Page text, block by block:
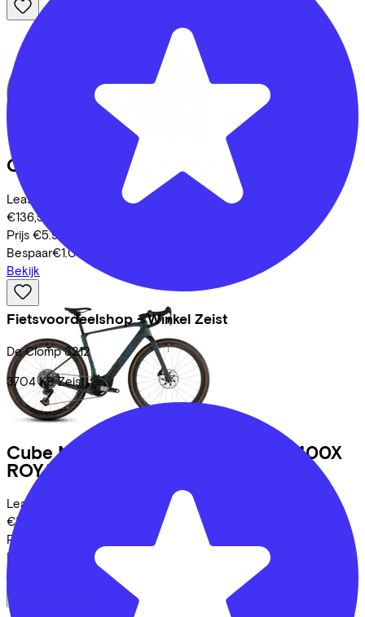
Fietsvoordeelshop - Winkel Zeist
De Clomp 3212
3704 KB Zeist
Cube NUROAD C:62 SLT (2025)
Leaseprijs p/m vanaf
€136,56
Prijs €5.999,00
Bespaar€1.062,87
Bekijk
Cube NUROAD HYBRID C:62 SLT 400X
ROYALGREEN/CRISSCROSS
(2026)
Leaseprijs p/m vanaf
€136,56
Prijs
Bespaar
€1.062,87
Bekijk